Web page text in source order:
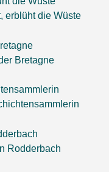
erblüht die Wüste
Bretagne
Rodderbach